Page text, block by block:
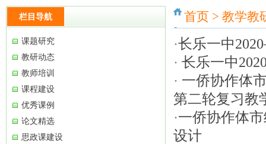
首页 > 教学教
·长乐一中
· 长乐一中
· 一侨协作体
第二轮复习教
·一侨协作体
设计
栏目导航
课题研究
教研动态
教师培训
课程建设
优秀课例
论文精选
思政课建设